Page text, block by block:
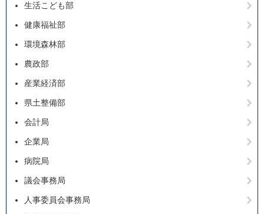
生活こども部
健康福祉部
環境森林部
農政部
産業経済部
県土整備部
会計局
企業局
病院局
議会事務局
人事委員会事務局